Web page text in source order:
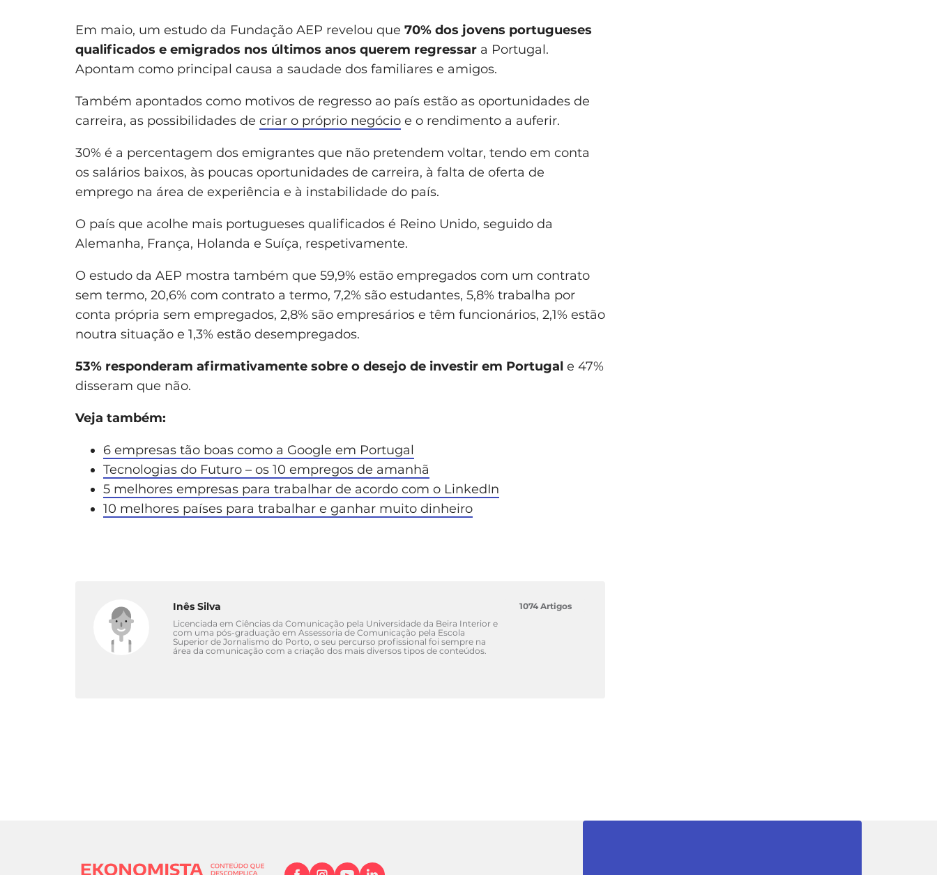
Em maio, um estudo da Fundação AEP revelou que 70% dos jovens portugueses
qualificados e emigrados nos últimos anos querem regressar a Portugal.
Apontam como principal causa a saudade dos familiares e amigos.
Também apontados como motivos de regresso ao país estão as oportunidades de
carreira, as possibilidades de criar o próprio negócio e o rendimento a auferir.
30% é a percentagem dos emigrantes que não pretendem voltar, tendo em conta
os salários baixos, às poucas oportunidades de carreira, à falta de oferta de
emprego na área de experiência e à instabilidade do país.
O país que acolhe mais portugueses qualificados é Reino Unido, seguido da
Alemanha, França, Holanda e Suíça, respetivamente.
O estudo da AEP mostra também que 59,9% estão empregados com um contrato
sem termo, 20,6% com contrato a termo, 7,2% são estudantes, 5,8% trabalha por
conta própria sem empregados, 2,8% são empresários e têm funcionários, 2,1% estão
noutra situação e 1,3% estão desempregados.
53% responderam afirmativamente sobre o desejo de investir em Portugal e 47%
disseram que não.
Veja também:
6 empresas tão boas como a Google em Portugal
Tecnologias do Futuro – os 10 empregos de amanhã
5 melhores empresas para trabalhar de acordo com o LinkedIn
10 melhores países para trabalhar e ganhar muito dinheiro
Inês Silva
Licenciada em Ciências da Comunicação pela Universidade da Beira Interior e
com uma pós-graduação em Assessoria de Comunicação pela Escola
Superior de Jornalismo do Porto, o seu percurso profissional foi sempre na
área da comunicação com a criação dos mais diversos tipos de conteúdos.
1074 Artigos